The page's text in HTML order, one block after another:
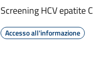
Screening HCV epatite C
Accesso all'informazione